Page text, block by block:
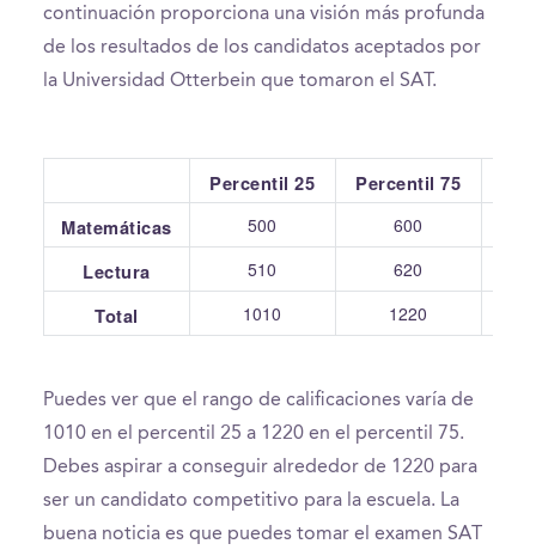
continuación proporciona una visión más profunda
de los resultados de los candidatos aceptados por
la Universidad Otterbein que tomaron el SAT.
Percentil 25 Percentil 75
Matemáticas
500 600
Lectura 510 620
Total 1010 1220
Puedes ver que el rango de calificaciones varía de
1010 en el percentil 25 a 1220 en el percentil 75.
Debes aspirar a conseguir alrededor de 1220 para
ser un candidato competitivo para la escuela. La
buena noticia es que puedes tomar el examen SAT